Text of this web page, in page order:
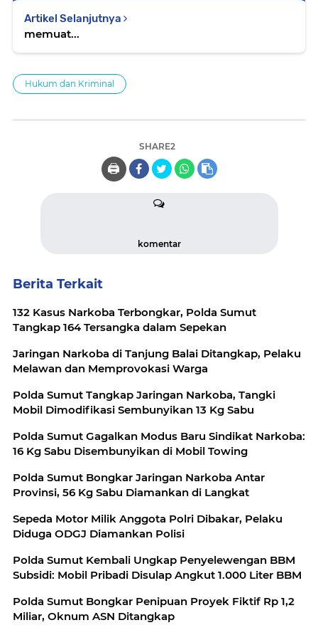
Artikel Selanjutnya
memuat...
Hukum dan Kriminal
SHARE2
🖨️
komentar
Berita Terkait
132 Kasus Narkoba Terbongkar, Polda Sumut
Tangkap 164 Tersangka dalam Sepekan
Jaringan Narkoba di Tanjung Balai Ditangkap, Pelaku
Melawan dan Memprovokasi Warga
Polda Sumut Tangkap Jaringan Narkoba, Tangki
Mobil Dimodifikasi Sembunyikan 13 Kg Sabu
Polda Sumut Gagalkan Modus Baru Sindikat Narkoba:
16 Kg Sabu Disembunyikan di Mobil Towing
Polda Sumut Bongkar Jaringan Narkoba Antar
Provinsi, 56 Kg Sabu Diamankan di Langkat
Sepeda Motor Milik Anggota Polri Dibakar, Pelaku
Diduga ODGJ Diamankan Polisi
Polda Sumut Kembali Ungkap Penyelewengan BBM
Subsidi: Mobil Pribadi Disulap Angkut 1.000 Liter BBM
Polda Sumut Bongkar Penipuan Proyek Fiktif Rp 1,2
Miliar, Oknum ASN Ditangkap